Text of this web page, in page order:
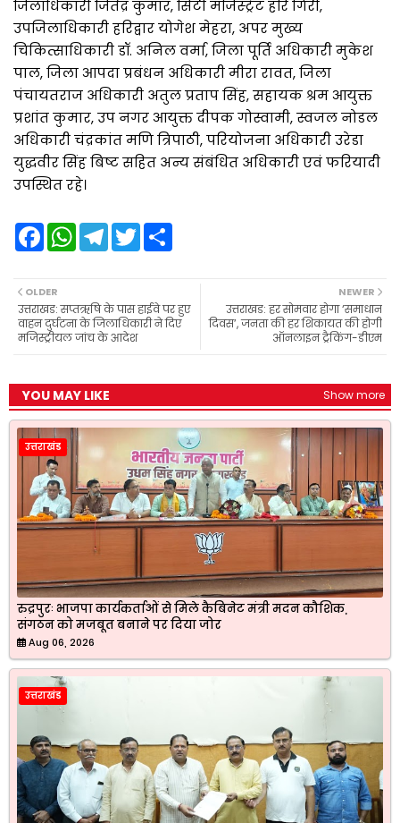
जिलाधिकारी जितेंद्र कुमार, सिटी मजिस्ट्रेट हरि गिरी,
उपजिलाधिकारी हरिद्वार योगेश मेहरा, अपर मुख्य
चिकित्साधिकारी डॉ. अनिल वर्मा, जिला पूर्ति अधिकारी मुकेश
पाल, जिला आपदा प्रबंधन अधिकारी मीरा रावत, जिला
पंचायतराज अधिकारी अतुल प्रताप सिंह, सहायक श्रम आयुक्त
प्रशांत कुमार, उप नगर आयुक्त दीपक गोस्वामी, स्वजल नोडल
अधिकारी चंद्रकांत मणि त्रिपाठी, परियोजना अधिकारी उरेडा
युद्धवीर सिंह बिष्ट सहित अन्य संबंधित अधिकारी एवं फरियादी
उपस्थित रहे।
F
a
b
o
o
k
W
A
p
p
T
e
r
a
m
T
w
e
r
NEWER
उत्तराखड: हर सोमवार होगा ‘समाधान
दिवस’, जनता की हर शिकायत की होगी
ऑनलाइन ट्रैकिंग-डीएम
OLDER
उत्तराखड: सप्तऋषि के पास हाईवे पर हुए
वाहन दुर्घटना के जिलाधिकारी ने दिए
मजिस्ट्रीयल जांच के आदेश
YOU MAY LIKE Show more
उत्तराखंड
रुद्रपुरः भाजपा कार्यकर्ताओं से मिले कैबिनेट मंत्री मदन कौशिक,
संगठन को मजबूत बनाने पर दिया जोर
Aug 06, 2026
उत्तराखंड